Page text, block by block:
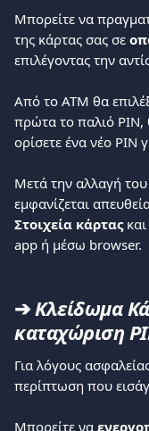
Μπορείτε να
της κάρτας σας σε
επιλέγοντας την
Από το ΑΤΜ θα
πρώτα το παλιό ΡΙΝ,
ορίσετε ένα νέο ΡΙΝ
Μετά την αλλαγή
εμφανίζεται
Στοιχεία κάρτας και
app ή μέσω browser.
➔ Κλείδωμα
καταχώριση
Για λόγους
περίπτωση που
Μπορείτε να